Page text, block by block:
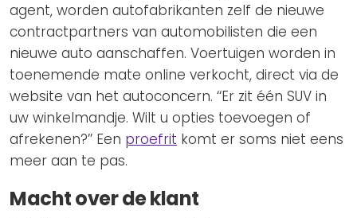
agent, worden autofabrikanten zelf de nieuwe
contractpartners van automobilisten die een
nieuwe auto aanschaffen. Voertuigen worden in
toenemende mate online verkocht, direct via de
website van het autoconcern. ‘‘Er zit één SUV in
uw winkelmandje. Wilt u opties toevoegen of
afrekenen?’’ Een proefrit komt er soms niet eens
meer aan te pas.
Macht over de klant